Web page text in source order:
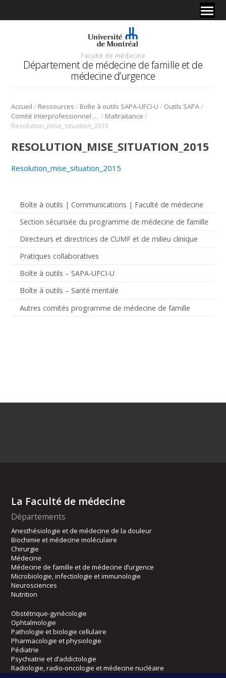
Faculté de médecine
Département de médecine de famille et de
médecine d’urgence
Accueil / Ressources / Boîte à outils SAPA-UFCI-U / Outils SAPA/
Comité Interprofessionnel Interuniversitaire de développement professoral continu CII-DPC (2015) / Maltraitance /
Resolution_mise_situation_2015
Boîte à outils | Communications | Faculté de médecine
Section sécurisée du programme de médecine de famille
Directeurs et directrices de CUMF et de milieu clinique
Pratiques collaboratives
Boîte à outils – SAPA-UFCI-U
Boîte à outils – Santé mentale
Autres comités programme de médecine de famille
RESOLUTION_MISE_SITUATION_2015
Resolution_mise_situation_2015
La Faculté de médecine
Départements
Anesthésiologie et de médecine de la douleur
Biochimie et médecine moléculaire
Chirurgie
Médecine
Médecine de famille et de médecine d’urgence
Microbiologie, infectiologie et immunologie
Neurosciences
Nutrition
Obstétrique-gynécologie
Ophtalmologie
Pathologie et biologie cellulaire
Pharmacologie et physiologie
Pédiatrie
Psychiatrie et d’addictologie
Radiologie, radio-oncologie et médecine nucléaire